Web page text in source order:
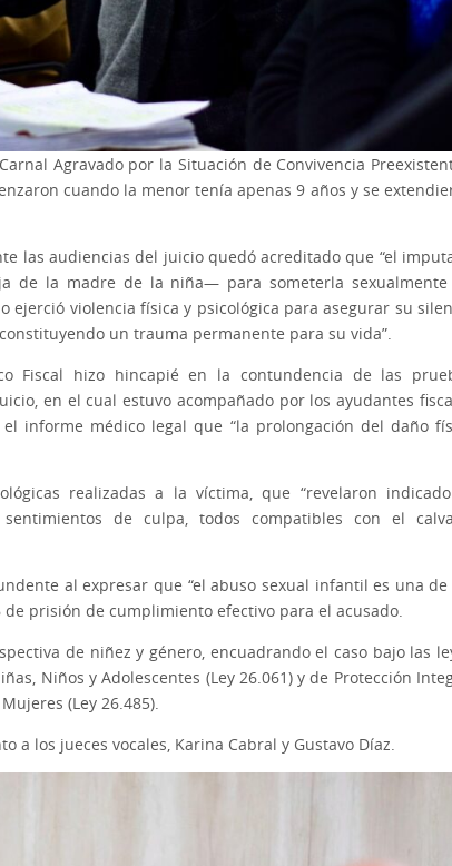
Agravado por la Situación de Convivencia
cuando la menor tenía apenas 9 años y se
las audiencias del juicio quedó acreditado que “el
de la madre de la niña— para someterla sexualmente
violencia física y psicológica para asegurar su
un trauma permanente para su vida”.
Fiscal hizo hincapié en la contundencia de las
en el cual estuvo acompañado por los ayudantes
informe médico legal que “la prolongación del daño
realizadas a la víctima, que “revelaron
de culpa, todos compatibles con el
al expresar que “el abuso sexual infantil es una de
prisión de cumplimiento efectivo para el acusado.
de niñez y género, encuadrando el caso bajo las
Niños y Adolescentes (Ley 26.061) y de Protección
(Ley 26.485).
a los jueces vocales, Karina Cabral y Gustavo Díaz.